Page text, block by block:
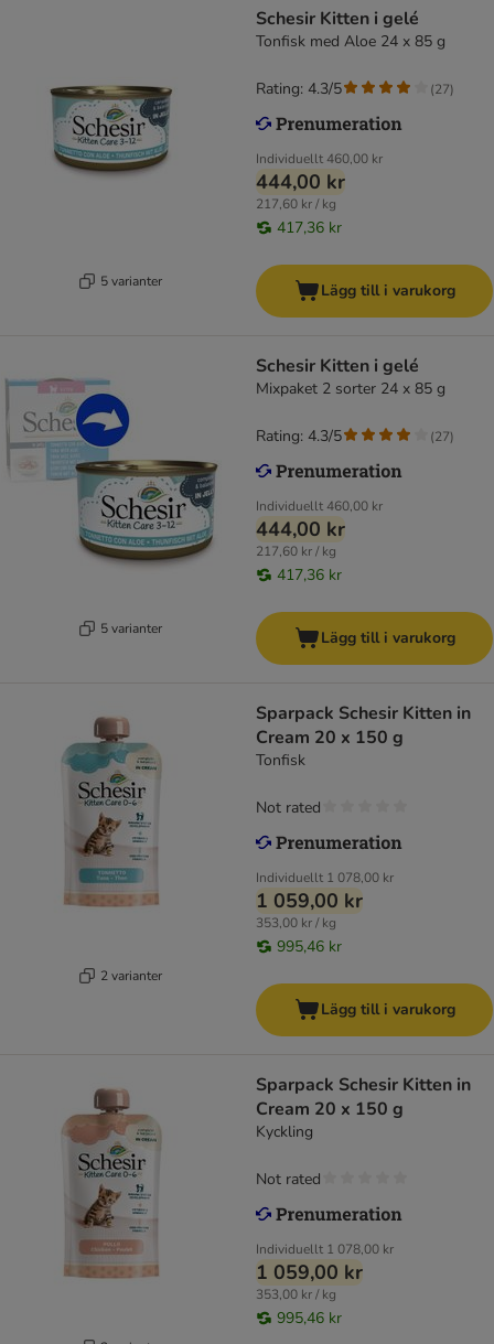
5 varianter
Schesir Kitten i gelé
Tonfisk med Aloe 24 x 85 g
Individuellt460,00 kr
444,00 kr
217,60 kr / kg
417,36 kr
Rating: 4.3/5 (27)
Lägg till i varukorg
5 varianter
Schesir Kitten i gelé
Mixpaket 2 sorter 24 x 85 g
Individuellt460,00 kr
444,00 kr
217,60 kr / kg
417,36 kr
Rating: 4.3/5 (27)
Lägg till i varukorg
2 varianter
Sparpack Schesir Kitten in
Cream 20 x 150 g
Tonfisk
Individuellt 1 078,00 kr
1 059,00 kr
353,00 kr / kg
995,46 kr
Not rated
Lägg till i varukorg
Sparpack Schesir Kitten in
Cream 20 x 150 g
Kyckling
Individuellt 1 078,00 kr
1 059,00 kr
353,00 kr / kg
995,46 kr
Not rated